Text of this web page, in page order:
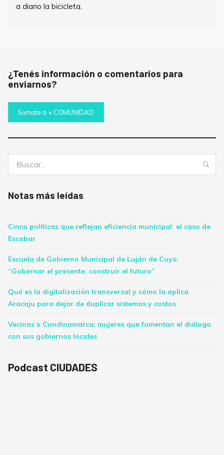
a diario la bicicleta.
¿Tenés información o comentarios para
enviarnos?
Sumate a + COMUNIDAD
Notas más leídas
Cinco políticas que reflejan eficiencia municipal: el caso de
Escobar
Escuela de Gobierno Municipal de Luján de Cuyo:
“Gobernar el presente, construir el futuro”
Qué es la digitalización transversal y cómo la aplica
Aracaju para dejar de duplicar sistemas y costos
Vecinas x Cundinamarca: mujeres que fomentan el diálogo
con sus gobiernos locales
Podcast CIUDADES